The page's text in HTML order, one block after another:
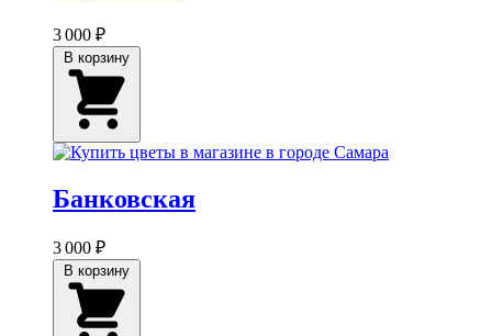
3 000 ₽
Банковская
3 000 ₽